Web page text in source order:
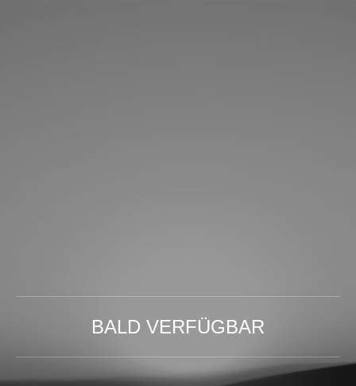
BALD VERFÜGBAR